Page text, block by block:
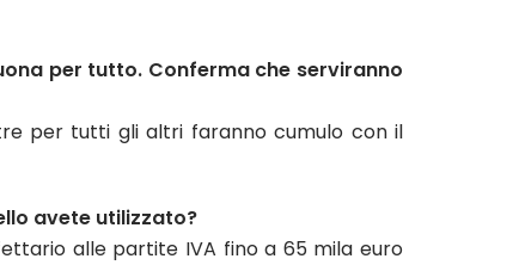
per tutto. Conferma che serviranno
per tutti gli altri faranno cumulo con il
avete utilizzato?
alle partite IVA fino a 65 mila euro